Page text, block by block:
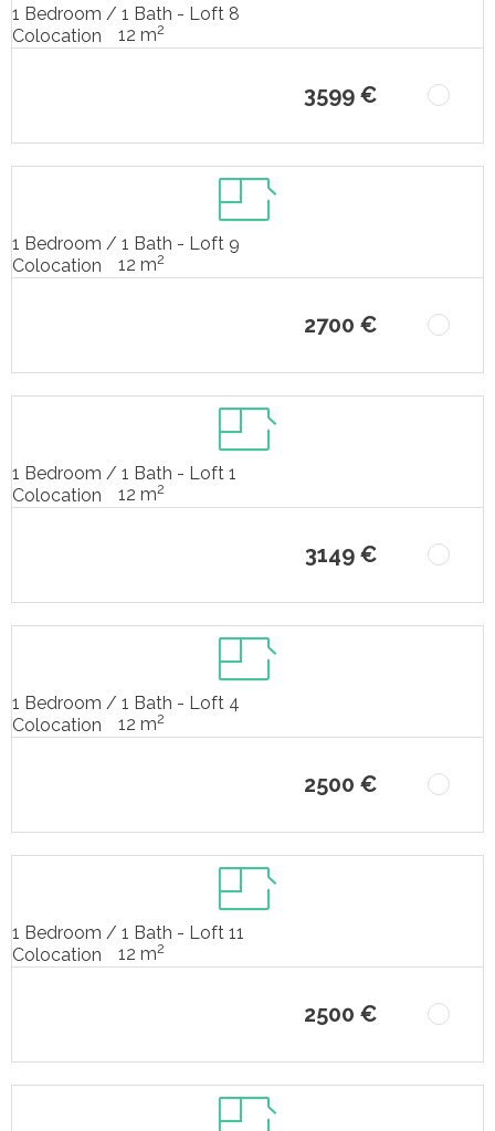
1 Bedroom / 1 Bath - Loft 8
Colocation
12 m2
3599 €
1 Bedroom / 1 Bath - Loft 9
Colocation
12 m2
2700 €
1 Bedroom / 1 Bath - Loft 1
Colocation
12 m2
3149 €
1 Bedroom / 1 Bath - Loft 4
Colocation
12 m2
2500 €
1 Bedroom / 1 Bath - Loft 11
Colocation
12 m2
2500 €